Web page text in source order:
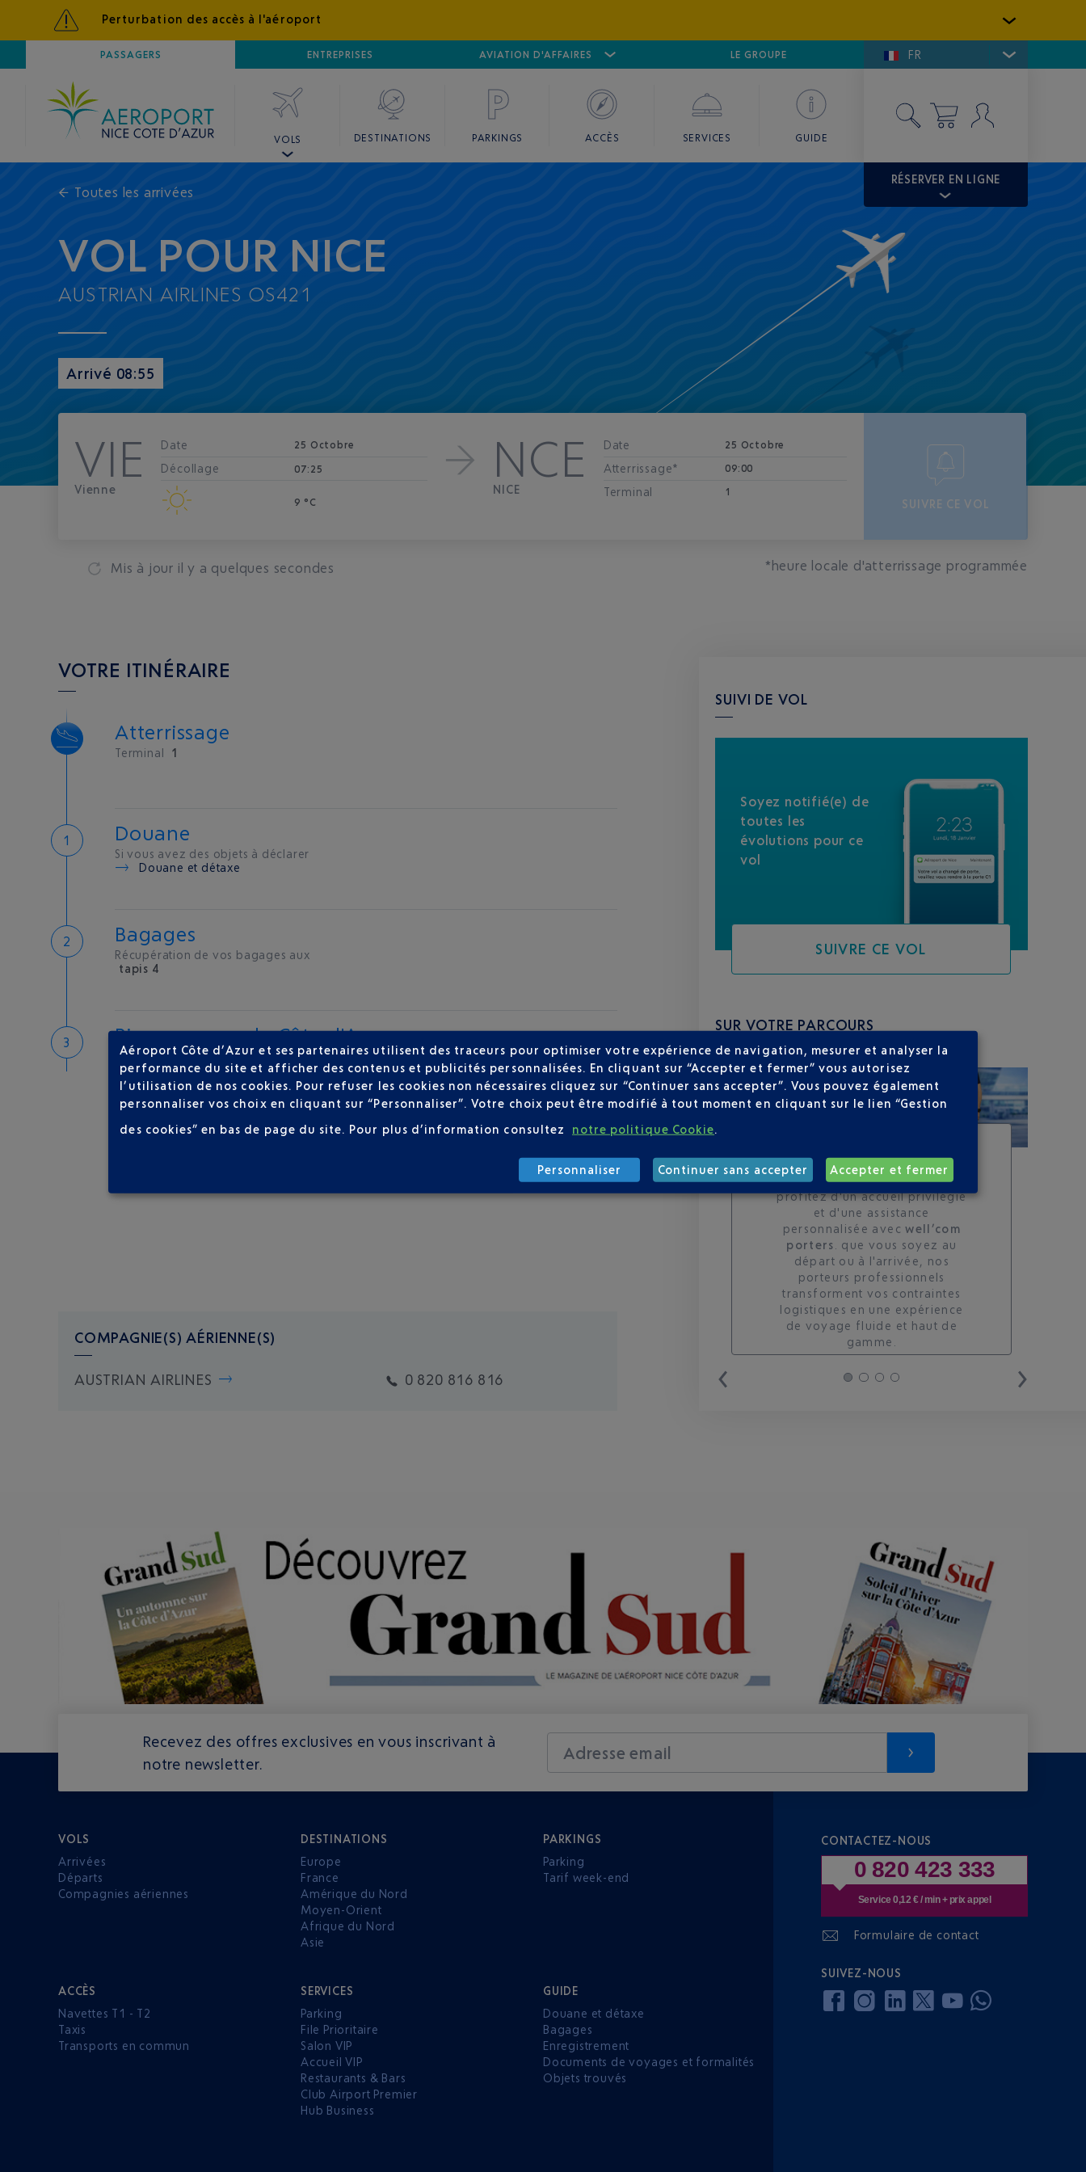
Perturbation des accès à l'aéroport
PASSAGERS ENTREPRISES AVIATION D'AFFAIRES
AÉROPORTNICE CÔTE D'AZUR AÉROPORT CANNES MANDELIEU GOLFE DE SAINT-TROPEZ
LE GROUPE FR
VOLS DESTINATIONS PARKINGS ACCÈS SERVICES GUIDE
RÉSERVER EN LIGNE
← Toutes les arrivées
VOL POUR NICE
AUSTRIAN AIRLINES OS421
Arrivé 08:55
VIE
Vienne
Date 25 Octobre
Décollage 07:25
9 °C
NCE
NICE
Date 25 Octobre
Atterrissage* 09:00
Terminal 1
SUIVRE CE VOL
Mis à jour il y a quelques secondes *heure locale d'atterrissage programmée
VOTRE ITINÉRAIRE
Atterrissage
Terminal 1
Douane
Si vous avez des objets à déclarer
Douane et détaxe
Bagages
Récupération de vos bagages aux
tapis 4
Bienvenue sur la Côte d'Azur
Hôtels de proximité 25 °C
COMPAGNIE(S) AÉRIENNE(S)
AUSTRIAN AIRLINES 0 820 816 816
SUIVI DE VOL
Soyez notifié(e) de
toutes les
évolutions pour ce
vol
SUIVRE CE VOL
SUR VOTRE PARCOURS
BAGAGES : VOYAGEZ
LÉGER À NICE
profitez d'un accueil privilégié
et d'une assistance
personnalisée avec well’com
porters
. que vous soyez au
départ ou à l'arrivée, nos
porteurs professionnels
transforment vos contraintes
logistiques en une expérience
de voyage fluide et haut de
gamme.
Recevez des offres exclusives en vous inscrivant à
notre newsletter.
Adresse email
VOLS
Arrivées
Départs
Compagnies aériennes
DESTINATIONS
Europe
France
Amérique du Nord
Moyen-Orient
Afrique du Nord
Asie
PARKINGS
Parking
Tarif week-end
ACCÈS
Navettes T1 - T2
Taxis
Transports en commun
SERVICES
Parking
File Prioritaire
Salon VIP
Accueil VIP
Restaurants & Bars
Club Airport Premier
Hub Business
GUIDE
Douane et détaxe
Bagages
Enregistrement
Documents de voyages et formalités
Objets trouvés
CONTACTEZ-NOUS
0 820 423 333
Service 0,12 € / min + prix appel
Formulaire de contact
SUIVEZ-NOUS
Aéroport Côte d’Azur et ses partenaires utilisent des traceurs pour optimiser votre expérience de navigation, mesurer et analyser la
performance du site et afficher des contenus et publicités personnalisées. En cliquant sur “Accepter et fermer” vous autorisez
l’utilisation de nos cookies. Pour refuser les cookies non nécessaires cliquez sur “Continuer sans accepter”. Vous pouvez également
personnaliser vos choix en cliquant sur “Personnaliser”. Votre choix peut être modifié à tout moment en cliquant sur le lien “Gestion
des cookies” en bas de page du site. Pour plus d’information consultez notre politique Cookie
Personnaliser Continuer sans accepter Accepter et fermer